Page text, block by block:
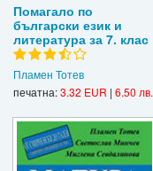
Помагало по
български език и
литература за 7. клас
Пламен Тотев
печатна:3.32 EUR | 6.50 лв.